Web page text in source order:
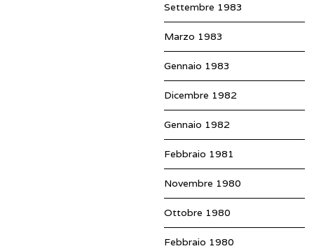
Settembre 1983
Marzo 1983
Gennaio 1983
Dicembre 1982
Gennaio 1982
Febbraio 1981
Novembre 1980
Ottobre 1980
Febbraio 1980